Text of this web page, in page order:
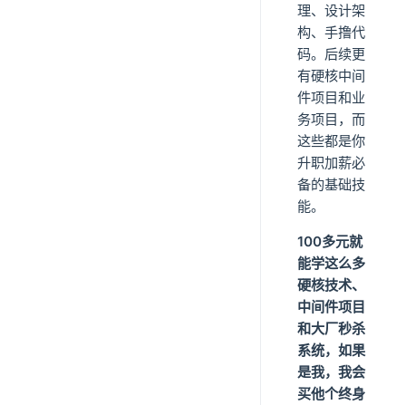
理、设计架
构、手撸代
码。后续更
有硬核中间
件项目和业
务项目，而
这些都是你
升职加薪必
备的基础技
能。
100多元就
能学这么多
硬核技术、
中间件项目
和大厂秒杀
系统，如果
是我，我会
买他个终身